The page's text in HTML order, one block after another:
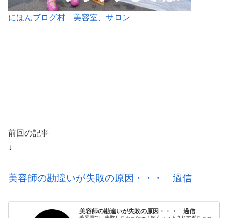
にほんブログ村 美容室、サロン
前回の記事
↓
美容師の勘違いが失敗の原因・・・ 過信
美容師の勘違いが失敗の原因・・・ 過信